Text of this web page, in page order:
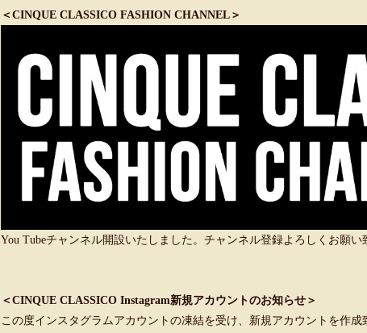
＜CINQUE CLASSICO FASHION CHANNEL＞
You Tubeチャンネル開設いたしました。チャンネル登録よろしくお願い
＜CINQUE CLASSICO Instagram新規アカウントのお知らせ＞
この度インスタグラムアカウントの凍結を受け、新規アカウントを作成